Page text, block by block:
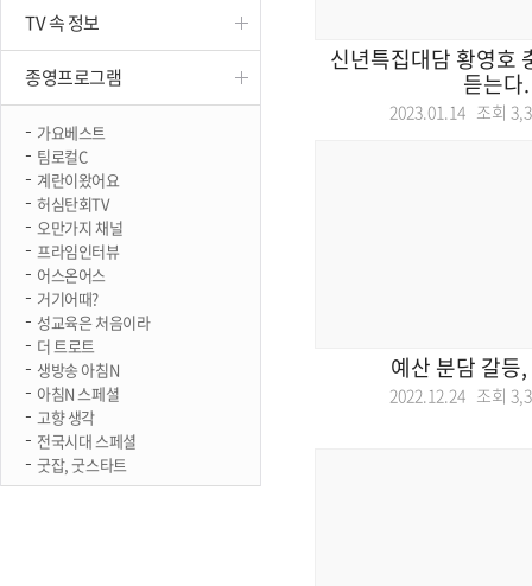
TV 속 정보
종영프로그램
가요베스트
팀로컬C
계란이왔어요
허심탄회TV
오만가지 채널
프라임인터뷰
어스온어스
거기어때?
성교육은 처음이라
더 트로트
생방송 아침N
아침N 스페셜
고향 생각
전국시대 스페셜
굿잡, 굿스타트
신년특집대담 황영호
듣는다.
2023.01.14 조회
예산 분담 갈등
2022.12.24 조회